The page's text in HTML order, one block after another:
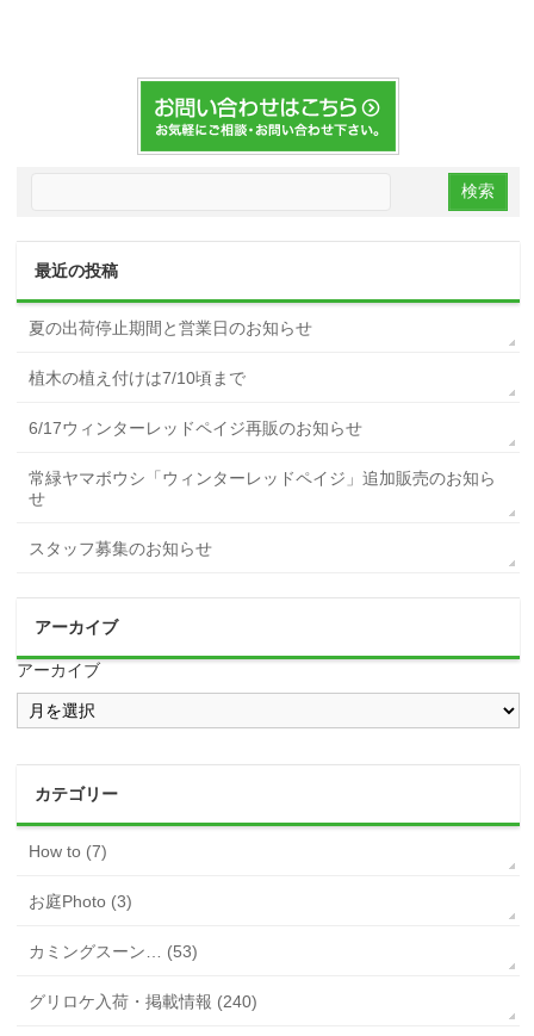
最近の投稿
夏の出荷停止期間と営業日のお知らせ
植木の植え付けは7/10頃まで
6/17ウィンターレッドペイジ再販のお知らせ
常緑ヤマボウシ「ウィンターレッドペイジ」追加販売のお知ら
せ
スタッフ募集のお知らせ
アーカイブ
アーカイブ
カテゴリー
How to (7)
お庭Photo (3)
カミングスーン… (53)
グリロケ入荷・掲載情報 (240)